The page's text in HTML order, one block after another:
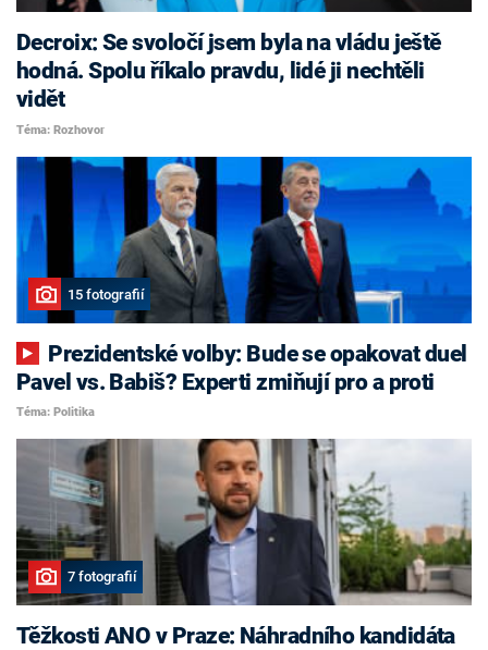
Decroix: Se svoločí jsem byla na vládu ještě
hodná. Spolu říkalo pravdu, lidé ji nechtěli
vidět
Téma: Rozhovor
15 fotografií
Pavel vs. Babiš? Experti zmiňují pro a proti
Téma: Politika
7 fotografií
Těžkosti ANO v Praze: Náhradního kandidáta